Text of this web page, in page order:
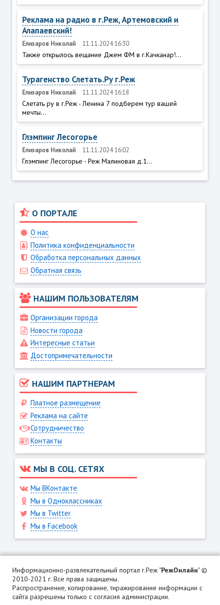
Реклама на радио в г.Реж, Артемовский и
Алапаевский!
Елизаров Николай 11.11.2024 16:30
Также открылось вещание Джем ФМ в г.Качканар!...
Турагенство Слетать.Ру г.Реж
Елизаров Николай 11.11.2024 16:18
Слетать ру в г.Реж - Ленина 7 подберем тур вашей
мечты...
Глэмпинг Лесогорье
Елизаров Николай 11.11.2024 16:02
Глэмпинг Лесогорье - Реж Малиновая д.1...
О ПОРТАЛЕ
О нас
Политика конфиденциальности
Обработка персональных данных
Обратная связь
НАШИМ ПОЛЬЗОВАТЕЛЯМ
Организации города
Новости города
Интересные статьи
Достопримечательности
НАШИМ ПАРТНЕРАМ
Платное размещение
Реклама на сайте
Сотрудничество
Контакты
МЫ В СОЦ. СЕТЯХ
Мы ВКонтакте
Мы в Одноклассниках
Мы в Twitter
Мы в Facebook
Информационно-развлекательный портал г.Реж "РежОнлайн" ©
2010-2021 г. Все права защищены.
Распространение, копирование, тиражирование информации с
сайта разрешены только с согласия администрации.